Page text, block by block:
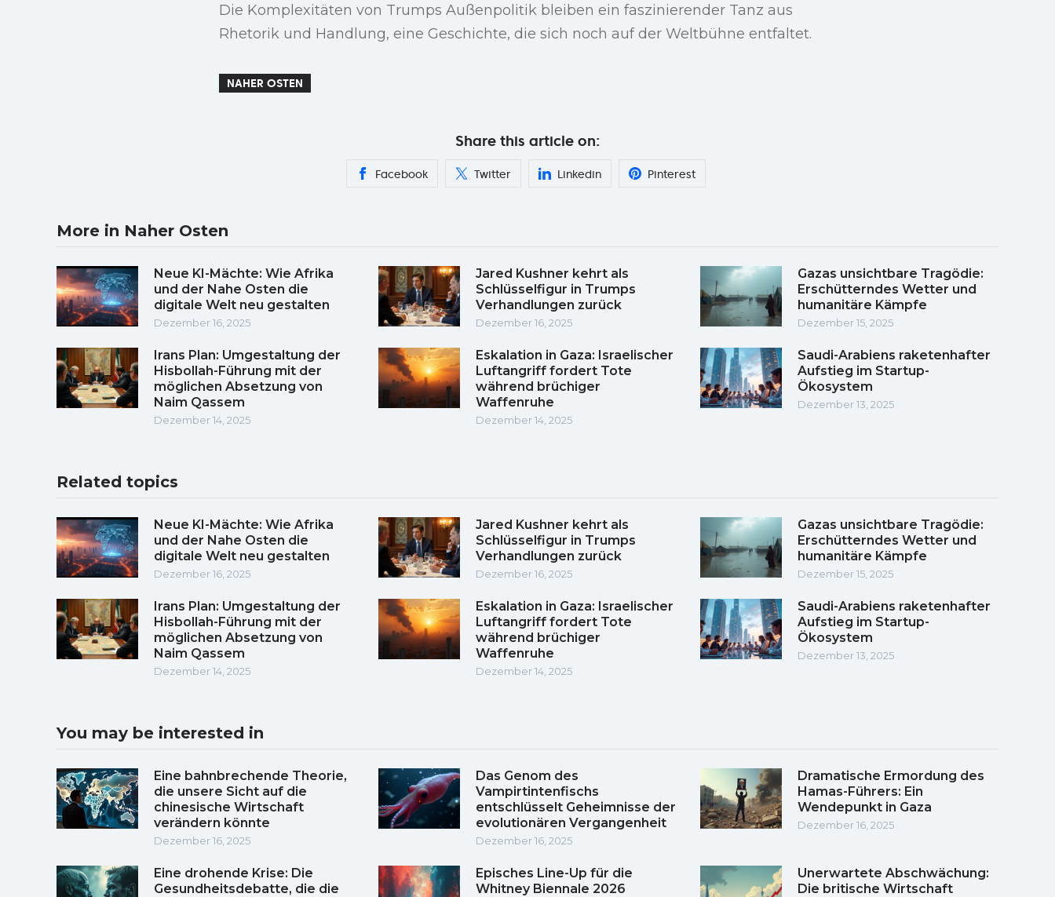
Die Komplexitäten von Trumps Außenpolitik bleiben ein faszinierender Tanz aus
Rhetorik und Handlung, eine Geschichte, die sich noch auf der Weltbühne entfaltet.
NAHER OSTEN
Share this article on:
Facebook Twitter Linkedin Pinterest
More in Naher Osten
Neue KI-Mächte: Wie Afrika
und der Nahe Osten die
digitale Welt neu gestalten
Dezember 16, 2025
Jared Kushner kehrt als
Schlüsselfigur in Trumps
Verhandlungen zurück
Dezember 16, 2025
Gazas unsichtbare Tragödie:
Erschütterndes Wetter und
humanitäre Kämpfe
Dezember 15, 2025
Irans Plan: Umgestaltung der
Hisbollah-Führung mit der
möglichen Absetzung von
Naim Qassem
Dezember 14, 2025
Eskalation in Gaza: Israelischer
Luftangriff fordert Tote
während brüchiger
Waffenruhe
Dezember 14, 2025
Saudi-Arabiens raketenhafter
Aufstieg im Startup-
Ökosystem
Dezember 13, 2025
Related topics
Neue KI-Mächte: Wie Afrika
und der Nahe Osten die
digitale Welt neu gestalten
Dezember 16, 2025
Jared Kushner kehrt als
Schlüsselfigur in Trumps
Verhandlungen zurück
Dezember 16, 2025
Gazas unsichtbare Tragödie:
Erschütterndes Wetter und
humanitäre Kämpfe
Dezember 15, 2025
Irans Plan: Umgestaltung der
Hisbollah-Führung mit der
möglichen Absetzung von
Naim Qassem
Dezember 14, 2025
Eskalation in Gaza: Israelischer
Luftangriff fordert Tote
während brüchiger
Waffenruhe
Dezember 14, 2025
Saudi-Arabiens raketenhafter
Aufstieg im Startup-
Ökosystem
Dezember 13, 2025
You may be interested in
Eine bahnbrechende Theorie,
die unsere Sicht auf die
chinesische Wirtschaft
verändern könnte
Dezember 16, 2025
Das Genom des
Vampirtintenfischs
entschlüsselt Geheimnisse der
evolutionären Vergangenheit
Dezember 16, 2025
Dramatische Ermordung des
Hamas-Führers: Ein
Wendepunkt in Gaza
Dezember 16, 2025
Eine drohende Krise: Die
Gesundheitsdebatte, die die
Episches Line-Up für die
Whitney Biennale 2026
Unerwartete Abschwächung:
Die britische Wirtschaft